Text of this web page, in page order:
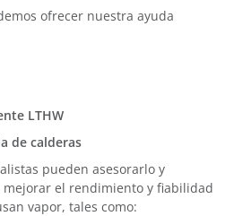
ofrecer nuestra ayuda
LTHW
de calderas
pueden asesorarlo y
el rendimiento y fiabilidad
vapor, tales como: